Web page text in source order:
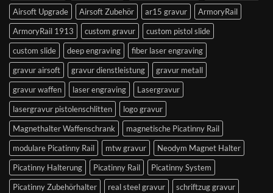
Airsoft Upgrade
Airsoft Zubehör ar15 gravur
ArmoryRail
ArmoryRail 1913
custom gravur
custom pistol slide
custom slide
deep engraving
fiber laser engraving
gravur airsoft
gravur dienstleistung
gravur metall
gravur waffen
laser engraving
Lasergravur
lasergravur pistolenschlitten
logo gravur
Magnethalter Waffenschrank
magnetische Picatinny Rail
modulare Picatinny Rail
mtw gravur
Neodym Magnet Halter
Picatinny Halterung
Picatinny Rail
Picatinny System
Picatinny Zubehörhalter
real steel gravur
schriftzug gravur